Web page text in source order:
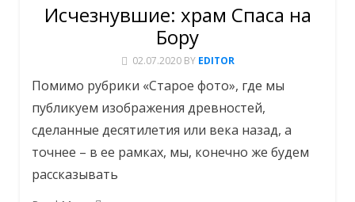
Исчезнувшие: храм Спаса на
Бору
02.07.2020 BY EDITOR
Помимо рубрики «Старое фото», где мы
публикуем изображения древностей,
сделанные десятилетия или века назад, а
точнее – в ее рамках, мы, конечно же будем
рассказывать